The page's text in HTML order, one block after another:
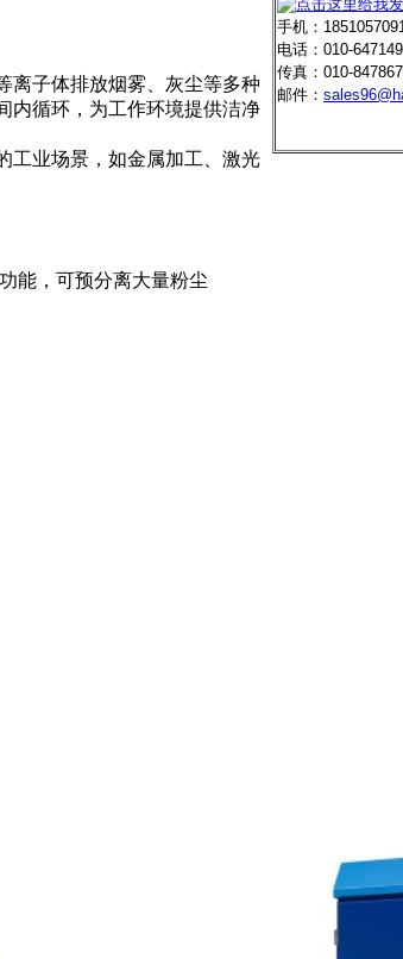
手机：
电话：010-
传真：010-
邮件：
离子体排放烟雾、灰尘等多种
内循环，为工作环境提供洁净
工业场景，如金属加工、激光
能，可预分离大量粉尘